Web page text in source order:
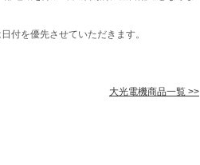
付を優先させていただきます。
大光電機商品一覧 >>